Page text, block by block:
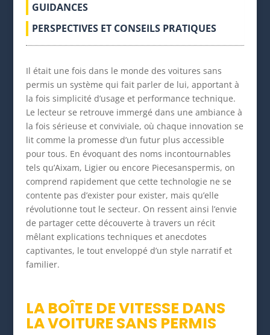
GUIDANCES
PERSPECTIVES ET CONSEILS PRATIQUES
Il était une fois dans le monde des voitures sans
permis un système qui fait parler de lui, apportant à
la fois simplicité d’usage et performance technique.
Le lecteur se retrouve immergé dans une ambiance à
la fois sérieuse et conviviale, où chaque innovation se
lit comme la promesse d’un futur plus accessible
pour tous. En évoquant des noms incontournables
tels qu’Aixam, Ligier ou encore Piecesanspermis, on
comprend rapidement que cette technologie ne se
contente pas d’exister pour exister, mais qu’elle
révolutionne tout le secteur. On ressent ainsi l’envie
de partager cette découverte à travers un récit
mêlant explications techniques et anecdotes
captivantes, le tout enveloppé d’un style narratif et
familier.
LA BOÎTE DE VITESSE DANS
LA VOITURE SANS PERMIS